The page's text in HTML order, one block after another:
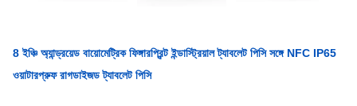
8 ইঞ্চি অ্যান্ড্রয়েড বায়োমেট্রিক ফিঙ্গারপ্রিন্ট ইন্ডাস্ট্রিয়াল ট্যাবলেট পিসি সঙ্গে NFC IP65
ওয়াটারপ্রুফ রাগডাইজড ট্যাবলেট পিসি